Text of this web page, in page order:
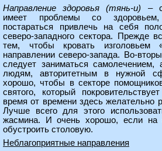
Направление здоровья (тянь-и) –
имеет проблемы со здоровьем,
постараться привлечь на себя
северо-западного сектора. Прежде
тем, чтобы кровать изголовьем
направлении северо-запада. Во-
следует заниматься самолечением,
людям, авторитетным в нужной
хорошо, чтобы в секторе
святого, который
время от времени здесь желательно
Лучше всего для этого
жасмина. И очень хорошо, если на
обустроить столовую.
Неблагоприятные направления